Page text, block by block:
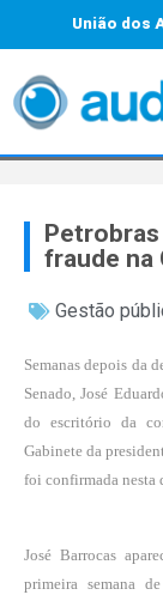
União dos
fraude na
Gestão
Semanas depois da
Senado, José
do escritório da
Gabinete da
foi confirmada nesta
José Barrocas
primeira semana